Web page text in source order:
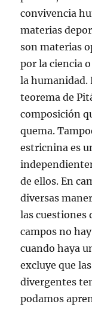
convivencia
materias
son materias
por la ciencia
la humanidad.
teorema de
composición
quema.
estricnina es
de ellos. En
diversas
las cuestiones
campos no
cuando haya
excluye que
divergentes
podamos